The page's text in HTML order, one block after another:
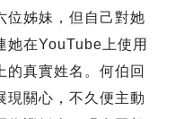
位姊妹，但自己對她
她在YouTube上使用
的真實姓名。何伯回
現關心，不久便主動